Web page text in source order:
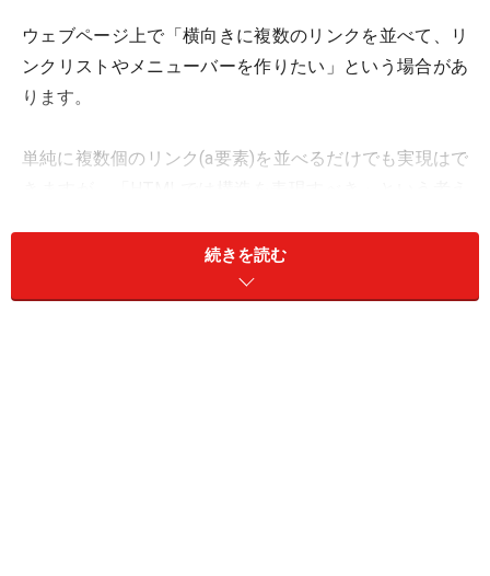
ウェブページ上で「横向きに複数のリンクを並べて、リ
ンクリストやメニューバーを作りたい」という場合があ
ります。
単純に複数個のリンク(a要素)を並べるだけでも実現はで
とli要素で作成)しておき、CSS(スタイルシート)で横向き
に装飾する方法もよく使われます。
続きを読む